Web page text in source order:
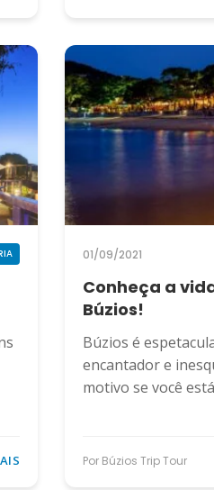
01/09/2021
Conheça a
Búzios!
Búzios é
encantador e
motivo se você
Por Búzios Trip Tour